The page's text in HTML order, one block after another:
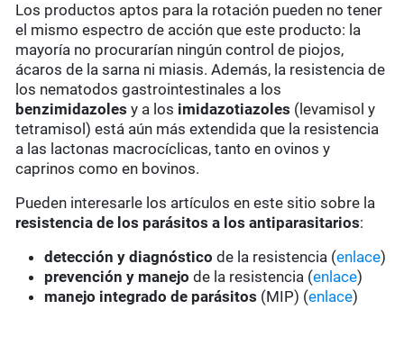
Los productos aptos para la rotación pueden no tener
el mismo espectro de acción que este producto: la
mayoría no procurarían ningún control de piojos,
ácaros de la sarna ni miasis. Además, la resistencia de
los nematodos gastrointestinales a los
benzimidazoles y a los imidazotiazoles (levamisol y
tetramisol) está aún más extendida que la resistencia
a las lactonas macrocíclicas, tanto en ovinos y
caprinos como en bovinos.
Pueden interesarle los artículos en este sitio sobre la
resistencia de los parásitos a los antiparasitarios:
detección y diagnóstico de la resistencia (enlace)
prevención y manejo de la resistencia (enlace)
manejo integrado de parásitos (MIP) (enlace)